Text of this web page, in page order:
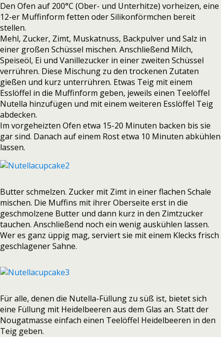
Den Ofen auf 200°C (Ober- und Unterhitze) vorheizen, eine
12-er Muffinform fetten oder Silikonförmchen bereit
stellen.
Mehl, Zucker, Zimt, Muskatnuss, Backpulver und Salz in
einer großen Schüssel mischen. Anschließend Milch,
Speiseöl, Ei und Vanillezucker in einer zweiten Schüssel
verrühren. Diese Mischung zu den trockenen Zutaten
gießen und kurz unterrühren. Etwas Teig mit einem
Esslöffel in die Muffinform geben, jeweils einen Teelöffel
Nutella hinzufügen und mit einem weiteren Esslöffel Teig
abdecken.
Im vorgeheizten Ofen etwa 15-20 Minuten backen bis sie
gar sind. Danach auf einem Rost etwa 10 Minuten abkühlen
lassen.
Butter schmelzen. Zucker mit Zimt in einer flachen Schale
mischen. Die Muffins mit ihrer Oberseite erst in die
geschmolzene Butter und dann kurz in den Zimtzucker
tauchen. Anschließend noch ein wenig auskühlen lassen.
Wer es ganz üppig mag, serviert sie mit einem Klecks frisch
geschlagener Sahne.
Für alle, denen die Nutella-Füllung zu süß ist, bietet sich
eine Füllung mit Heidelbeeren aus dem Glas an. Statt der
Nougatmasse einfach einen Teelöffel Heidelbeeren in den
Teig geben.